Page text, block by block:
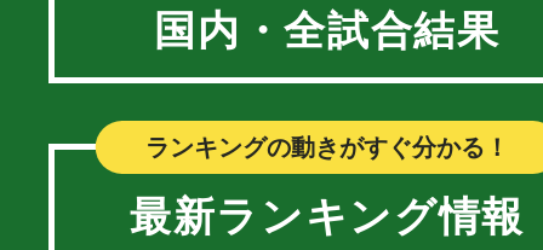
国内・全試合結果
ランキングの動きがすぐ分かる！
最新ランキング情報